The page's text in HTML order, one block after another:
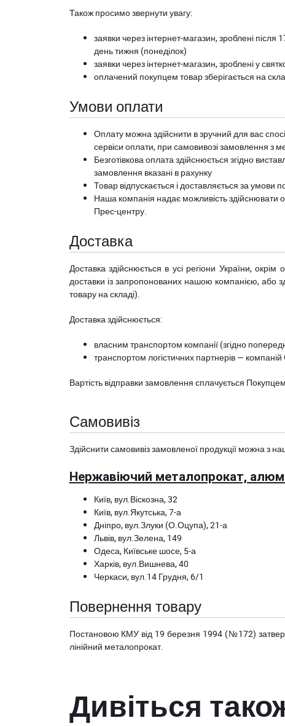
Також просимо звернути увагу:
заявки через інтернет-магазин, зроблені
день тижня (понеділок)
заявки через інтернет-магазин, зроблені у
оплачений покупцем товар зберігається на
Умови оплати
Оплату можна здійснити в зручний для вас
сервіси оплати, при самовивозі замовлення з
Безготівкова оплата здійснюється згідно
замовлення вказані в рахунку
Товар відпускається і доставляється за умови
Наша компанія надає можливість здійснювати
Прес-центру.
Доставка
Доставка здійснюється в усі регіони України,
доставки із запропонованих нашою компанією, або
товару на складі).
Доставка здійснюється:
власним транспортом компанії (згідно
транспортом логістичних партнерів —
Вартість відправки замовлення сплачується
Самовивіз
Здійснити самовивіз замовленої продукції можна з
Нержавіючий металопрокат,
Київ, вул.Віскозна, 32
Київ, вул.Якутська, 7-а
Дніпро, вул.Злуки (О.Оцупа), 21-а
Львів, вул.Зелена, 149
Одеса, Київське шосе, 5-а
Харків, вул.Вишнева, 40
Черкаси, вул.14 Грудня, 6/1
Повернення товару
Постановою КМУ від 19 березня 1994 (№172)
лінійний металопрокат.
Дивіться